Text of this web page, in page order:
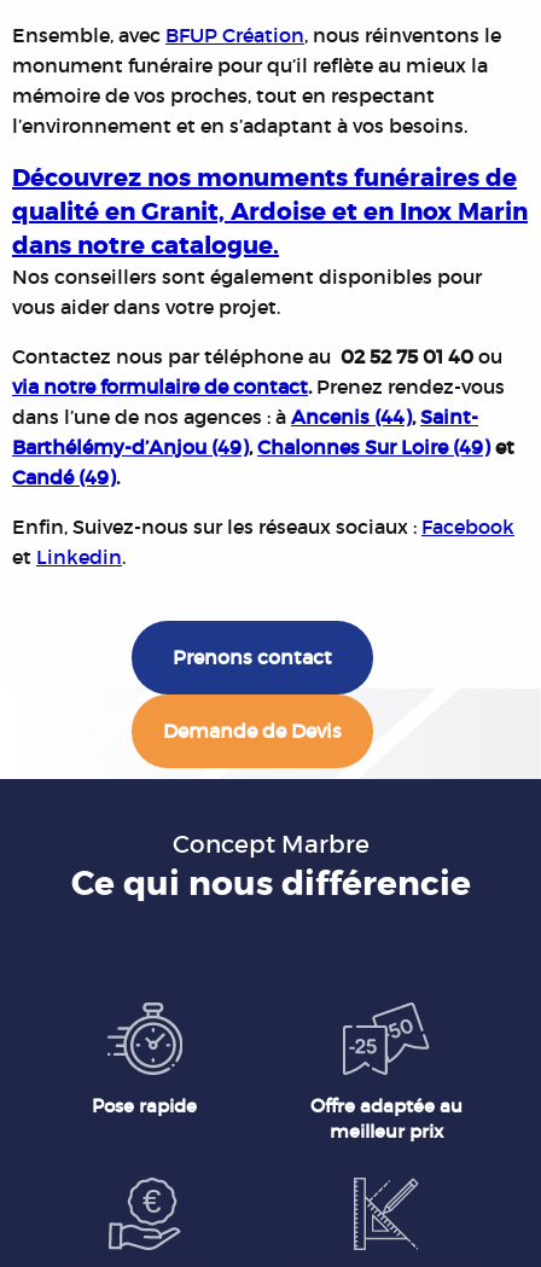
Ensemble, avec BFUP Création, nous réinventons le
monument funéraire pour qu’il reflète au mieux la
mémoire de vos proches, tout en respectant
l’environnement et en s’adaptant à vos besoins.
Découvrez nos monuments funéraires de
qualité en Granit, Ardoise et en Inox Marin
dans notre catalogue.
Nos conseillers sont également disponibles pour
vous aider dans votre projet.
Contactez nous par téléphone au 02 52 75 01 40 ou
via notre formulaire de contact. Prenez rendez-vous
dans l’une de nos agences : à Ancenis (44),Saint-
Barthélémy-d’Anjou (49),Chalonnes Sur Loire (49)et
Candé (49).
Enfin, Suivez-nous sur les réseaux sociaux : Facebook
et Linkedin.
Prenons contact
Demande de Devis
Concept Marbre
Ce qui nous différencie
Pose rapide
Offre adaptée au
meilleur prix